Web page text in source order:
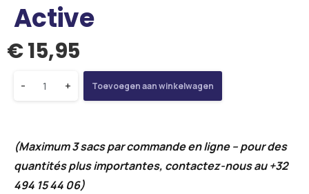
Active
€15,95
- + Toevoegen aan winkelwagen
(Maximum 3 sacs par commande en ligne – pour des
quantités plus importantes, contactez-nous au +32
494 15 44 06)